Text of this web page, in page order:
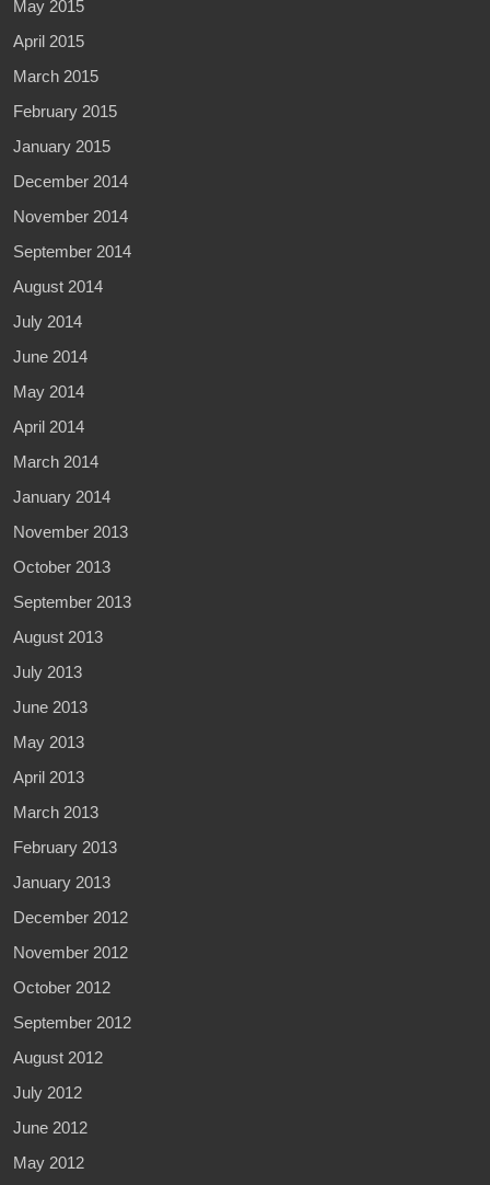
May 2015
April 2015
March 2015
February 2015
January 2015
December 2014
November 2014
September 2014
August 2014
July 2014
June 2014
May 2014
April 2014
March 2014
January 2014
November 2013
October 2013
September 2013
August 2013
July 2013
June 2013
May 2013
April 2013
March 2013
February 2013
January 2013
December 2012
November 2012
October 2012
September 2012
August 2012
July 2012
June 2012
May 2012